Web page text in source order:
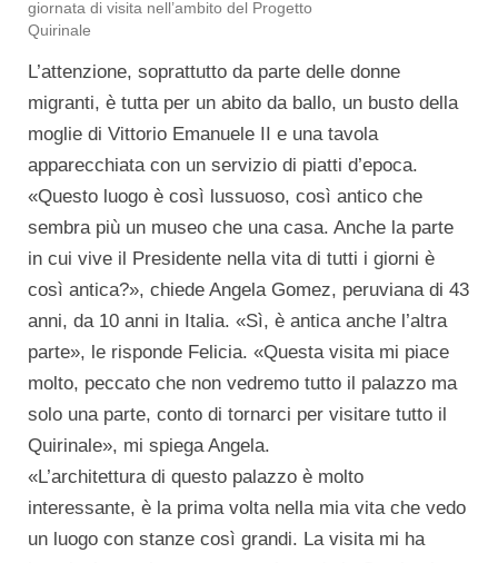
giornata di visita nell’ambito del Progetto
Quirinale
L’attenzione, soprattutto da parte delle donne
migranti, è tutta per un abito da ballo, un busto della
moglie di Vittorio Emanuele II e una tavola
apparecchiata con un servizio di piatti d’epoca.
«Questo luogo è così lussuoso, così antico che
sembra più un museo che una casa. Anche la parte
in cui vive il Presidente nella vita di tutti i giorni è
così antica?», chiede Angela Gomez, peruviana di 43
anni, da 10 anni in Italia. «Sì, è antica anche l’altra
parte», le risponde Felicia. «Questa visita mi piace
molto, peccato che non vedremo tutto il palazzo ma
solo una parte, conto di tornarci per visitare tutto il
Quirinale», mi spiega Angela.
«L’architettura di questo palazzo è molto
interessante, è la prima volta nella mia vita che vedo
un luogo con stanze così grandi. La visita mi ha